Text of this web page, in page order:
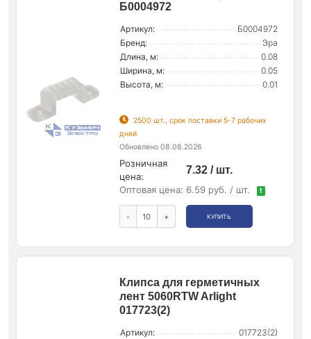
Б0004972
Артикул:
Б0004972
Бренд:
Эра
Длина, м:
0.08
Ширина, м:
0.05
Высота, м:
0.01
2500 шт., срок поставки 5-7 рабочих
дней
Обновлено 08.08.2026
Розничная
цена:
7.32 / шт.
Оптовая цена: 6.59 руб. / шт. !
- + КУПИТЬ
Клипса для герметичных
лент 5060RTW Arlight
017723(2)
Артикул:
017723(2)